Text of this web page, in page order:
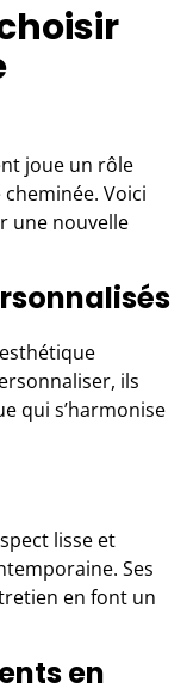
joue un rôle
Voici
une nouvelle
ils
qui s’harmonise
lisse et
Ses
en font un
en